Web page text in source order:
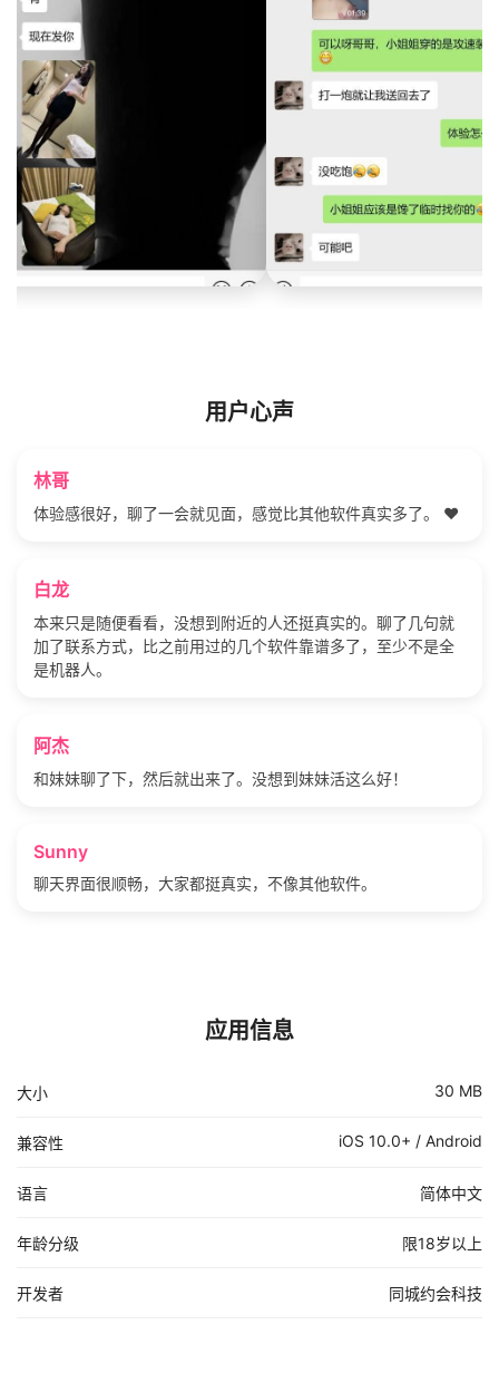
用户心声
林哥
体验感很好，聊了一会就见面，感觉比其他软件真实多了。 ❤️
白龙
本来只是随便看看，没想到附近的人还挺真实的。聊了几句就
加了联系方式，比之前用过的几个软件靠谱多了，至少不是全
是机器人。
阿杰
和妹妹聊了下，然后就出来了。没想到妹妹活这么好！
Sunny
聊天界面很顺畅，大家都挺真实，不像其他软件。
应用信息
大小 30 MB
兼容性 iOS 10.0+ / Android
语言 简体中文
年龄分级 限18岁以上
开发者 同城约会科技